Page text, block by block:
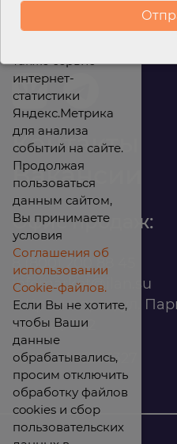
Контакты
Вакансии
Офис продаж:
infomarket@ilan.su
г. Красноярск, ул.
помещ. 302
ИНН: 2465263327
файлы cookies для
улучшения
также сервис
интернет-
статистики
Яндекс.Метрика
для анализа
событий на сайте.
Продолжая
пользоваться
данным сайтом,
Вы принимаете
условия
Соглашения об
использовании
Cookie-файлов.
Если Вы не хотите,
чтобы Ваши
данные
обрабатывались,
просим отключить
обработку файлов
cookies и сбор
пользовательских